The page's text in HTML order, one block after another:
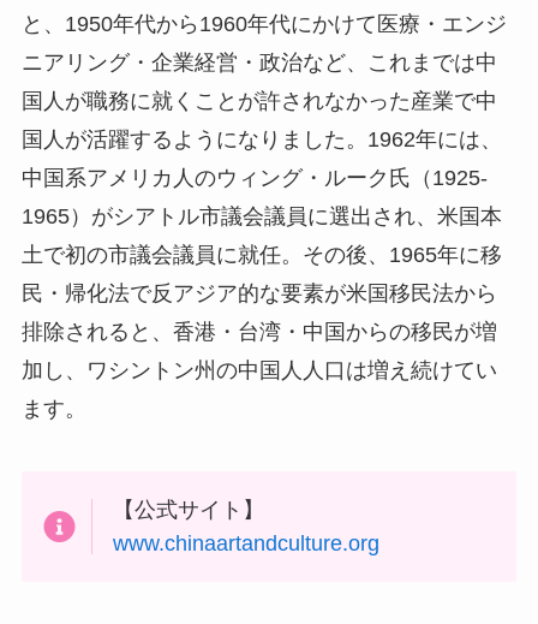
と、1950年代から1960年代にかけて医療・エンジ
ニアリング・企業経営・政治など、これまでは中
国人が職務に就くことが許されなかった産業で中
国人が活躍するようになりました。1962年には、
中国系アメリカ人のウィング・ルーク氏（1925-
1965）がシアトル市議会議員に選出され、米国本
土で初の市議会議員に就任。その後、1965年に移
民・帰化法で反アジア的な要素が米国移民法から
排除されると、香港・台湾・中国からの移民が増
加し、ワシントン州の中国人人口は増え続けてい
ます。
【公式サイト】
www.chinaartandculture.org